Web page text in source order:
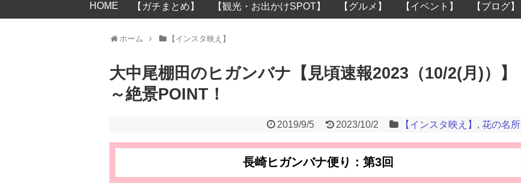
HOME 【ガチまとめ】 【観光・お出かけSPOT】 【グルメ】 【イベント】 【ブログ】
ホーム 【インスタ映え】
大中尾棚田のヒガンバナ【見頃速報2023（10/2(月)）】
～絶景POINT！
2019/9/5 2023/10/2 【インスタ映え】 , 花の名所
長崎ヒガンバナ便り：第3回